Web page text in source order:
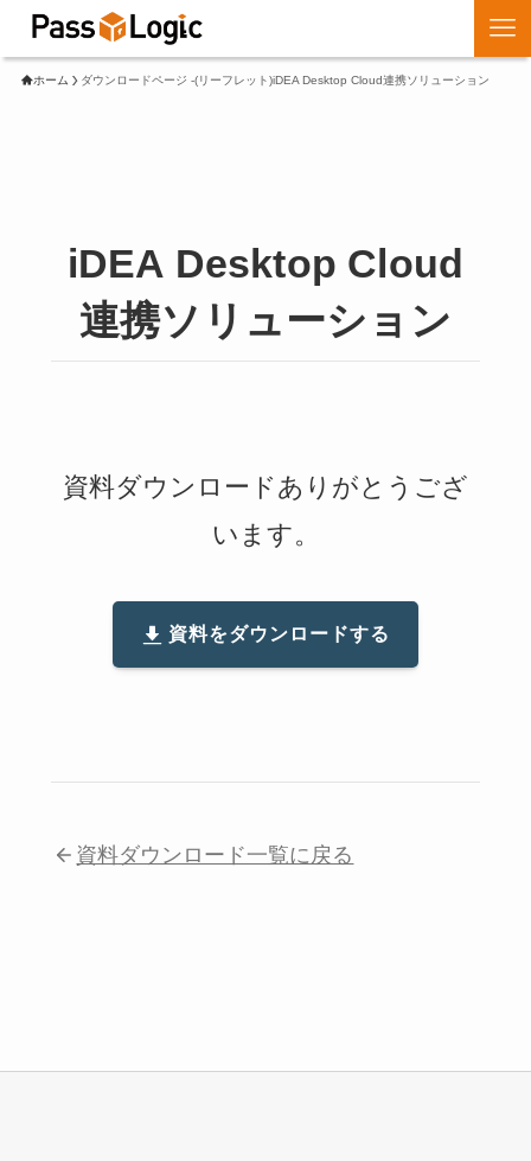
ホーム ダウンロードページ -(リーフレット)iDEA Desktop Cloud連携ソリューション
iDEA Desktop Cloud
連携ソリューション
資料ダウンロードありがとうござ
います。
資料をダウンロードする
資料ダウンロード一覧に戻る